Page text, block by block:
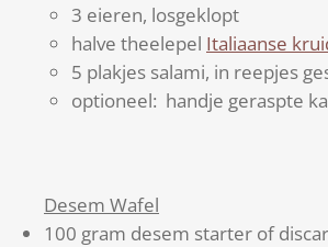
3 eieren, losgeklopt
halve theelepel Italiaanse
5 plakjes salami, in reepjes
optioneel: handje geraspte
Desem Wafel
100 gram desem starter of